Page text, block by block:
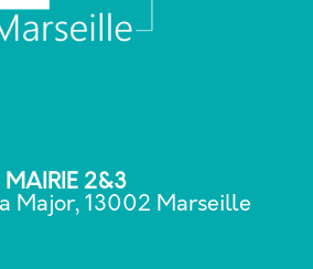
MAIRIE 2&3
Major, 13002 Marseille